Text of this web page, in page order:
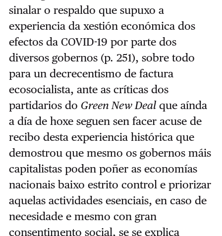
sinalar o respaldo que supuxo a
experiencia da xestión económica dos
efectos da COVID-19 por parte dos
diversos gobernos (p. 251), sobre todo
para un decrecentismo de factura
ecosocialista, ante as críticas dos
partidarios do Green New Dealque aínda
a día de hoxe seguen sen facer acuse de
recibo desta experiencia histórica que
demostrou que mesmo os gobernos máis
capitalistas poden poñer as economías
nacionais baixo estrito control e priorizar
aquelas actividades esenciais, en caso de
necesidade e mesmo con gran
consentimento social, se se explica